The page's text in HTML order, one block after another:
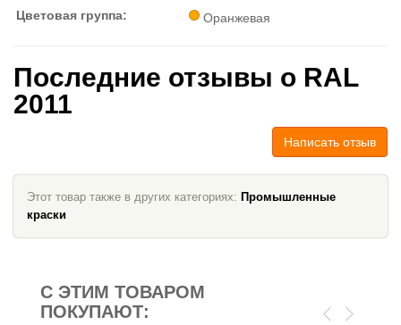
Цветовая группа: Оранжевая
Последние отзывы о RAL
2011
Написать отзыв
Этот товар также в других категориях: Промышленные
краски
С ЭТИМ ТОВАРОМ
ПОКУПАЮТ: